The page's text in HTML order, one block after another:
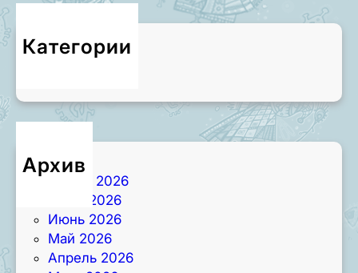
Категории
Новости
Архив
Август 2026
Июль 2026
Июнь 2026
Май 2026
Апрель 2026